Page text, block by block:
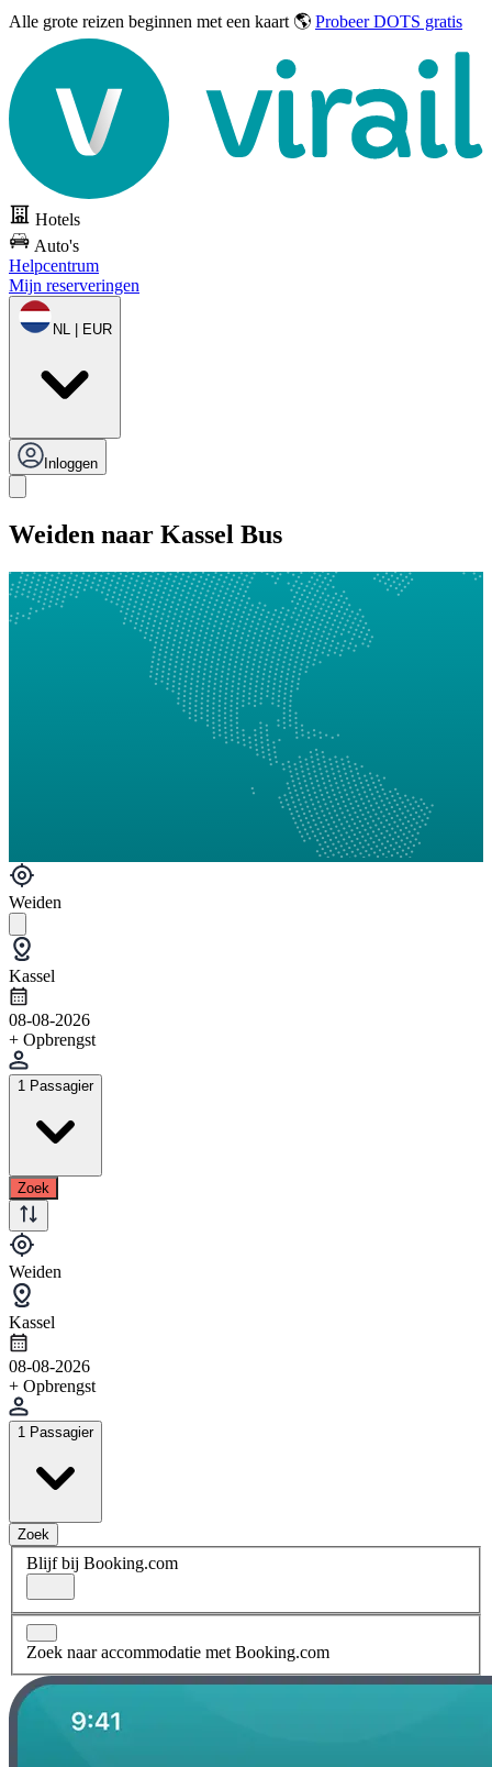
Alle grote reizen beginnen met een kaart 🌎 Probeer DOTS gratis
Hotels
Auto's
Helpcentrum
Mijn reserveringen
NL | EUR
Inloggen
Weiden naar Kassel Bus
Weiden
Kassel
08-08-2026
+ Opbrengst
1 Passagier
Zoek
Weiden
Kassel
08-08-2026
+ Opbrengst
1 Passagier
Zoek
Blijf bij Booking.com
Zoek naar accommodatie met Booking.com